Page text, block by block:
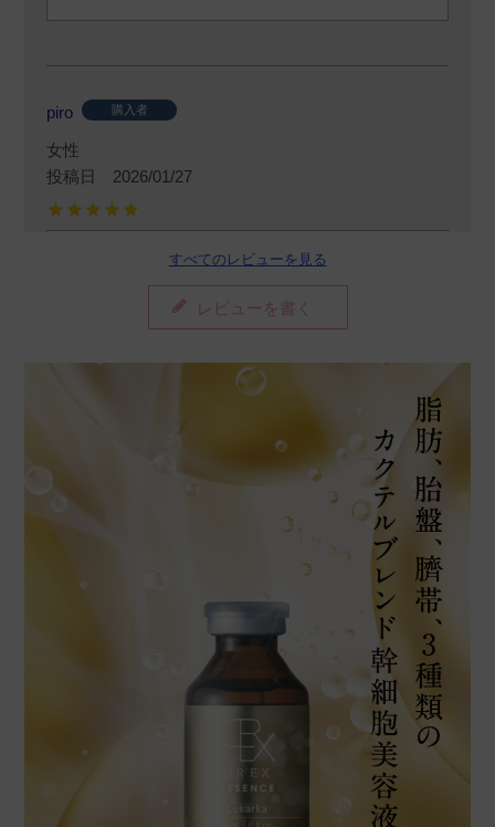
piro 購入者
女性
投稿日
2026/01/27
冬の時期　特に乾燥しやすい目周りに効果あり
ます　必要不可欠な商品です
投稿日
お値段が高めと思いましたが、少量でも良く伸
びるのでコスパは悪くないと思います。
この美容液を使用していると寝不足で疲れてい
る時も肌の調子が良いです。
更にハリが出てくる事を期待しつつ使い続けて
M
すべてのレビューを見る
レビューを書く